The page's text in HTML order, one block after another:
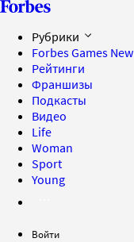
Рубрики
Forbes Games New
Рейтинги
Франшизы
Подкасты
Видео
Life
Woman
Sport
Young
Войти